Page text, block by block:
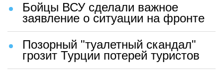
Бойцы ВСУ сделали важное
заявление о ситуации на фронте
Позорный "туалетный скандал"
грозит Турции потерей туристов